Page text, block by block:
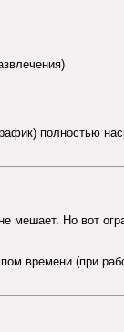
полностью
мешает. Но вот
времени (при